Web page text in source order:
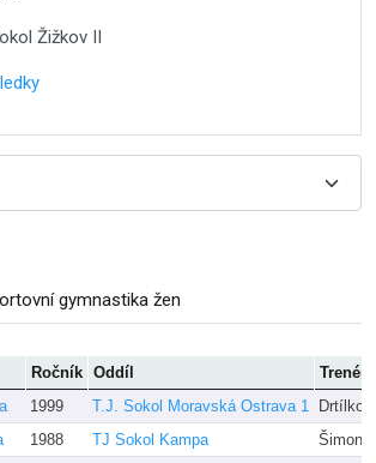
Žižkov II
gymnastika žen
Ročník Oddíl
Trenér
1999 T.J. Sokol Moravská Ostrava 1
1988 TJ Sokol Kampa